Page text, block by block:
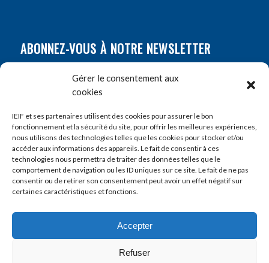
Gérer le consentement aux
cookies
IEIF et ses partenaires utilisent des cookies pour assurer le bon
fonctionnement et la sécurité du site, pour offrir les meilleures expériences,
nous utilisons des technologies telles que les cookies pour stocker et/ou
accéder aux informations des appareils. Le fait de consentir à ces
technologies nous permettra de traiter des données telles que le
comportement de navigation ou les ID uniques sur ce site. Le fait de ne pas
consentir ou de retirer son consentement peut avoir un effet négatif sur
certaines caractéristiques et fonctions.
Accepter
Refuser
ABONNEZ-VOUS À NOTRE NEWSLETTER
Prénom*
E-mail*